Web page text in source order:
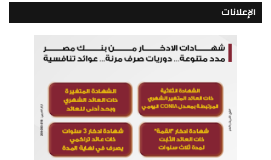
الإعلانات